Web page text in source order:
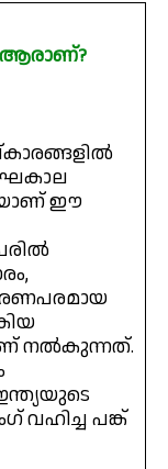
ഈ
നൽകുന്നത്.
വഹിച്ച പങ്ക്